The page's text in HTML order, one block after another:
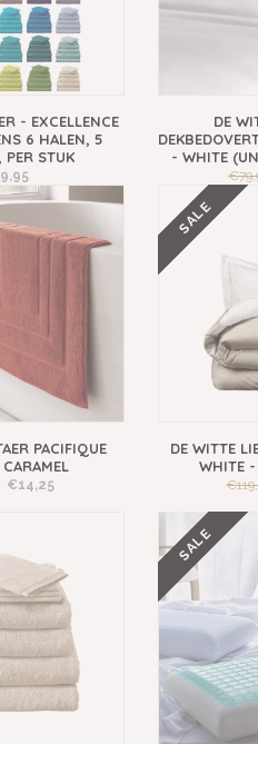
- EXCELLENCE
6 HALEN, 5
PER STUK
DE
- WHITE
PACIFIQUE
€14,25
SALE
DE WITTE
WHITE -
SALE